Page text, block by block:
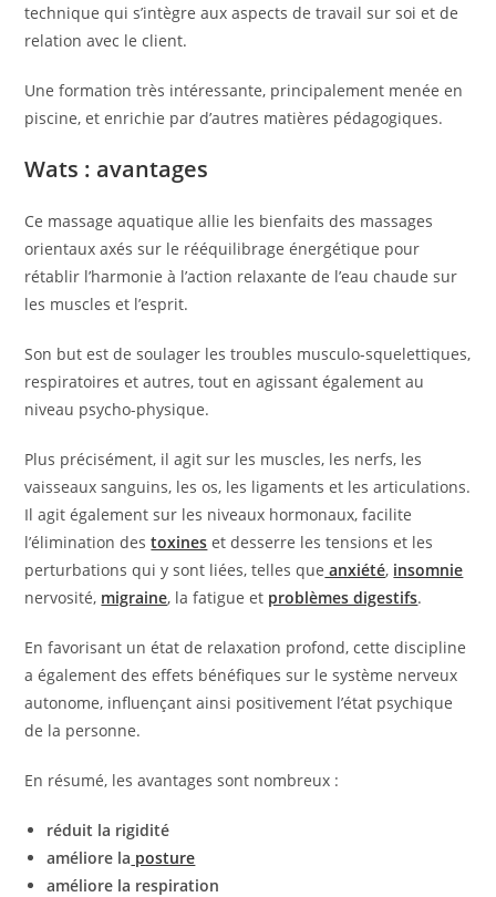
technique qui s’intègre aux aspects de travail sur soi et de
relation avec le client.
Une formation très intéressante, principalement menée en
piscine, et enrichie par d’autres matières pédagogiques.
Wats : avantages
Ce massage aquatique allie les bienfaits des massages
orientaux axés sur le rééquilibrage énergétique pour
rétablir l’harmonie à l’action relaxante de l’eau chaude sur
les muscles et l’esprit.
Son but est de soulager les troubles musculo-squelettiques,
respiratoires et autres, tout en agissant également au
niveau psycho-physique.
Plus précisément, il agit sur les muscles, les nerfs, les
vaisseaux sanguins, les os, les ligaments et les articulations.
Il agit également sur les niveaux hormonaux, facilite
l’élimination destoxines et desserre les tensions et les
perturbations qui y sont liées, telles que anxiété, insomnie
nervosité, migraine, la fatigue et problèmes digestifs.
En favorisant un état de relaxation profond, cette discipline
a également des effets bénéfiques sur le système nerveux
autonome, influençant ainsi positivement l’état psychique
de la personne.
En résumé, les avantages sont nombreux :
réduit la rigidité
améliore la posture
améliore la respiration